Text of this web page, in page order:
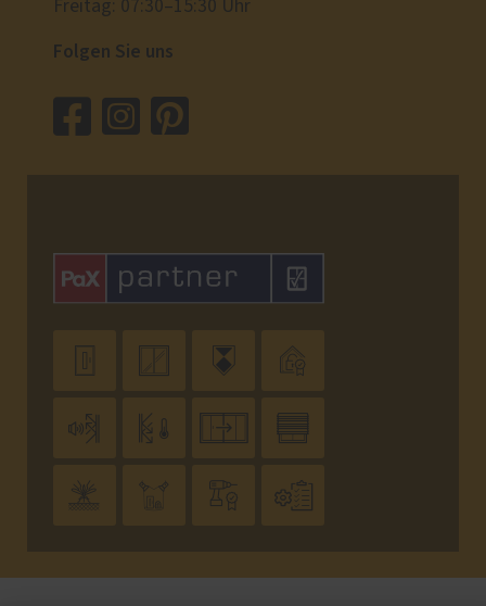
Freitag: 07:30–15:30 Uhr
Folgen Sie uns
  
   
   